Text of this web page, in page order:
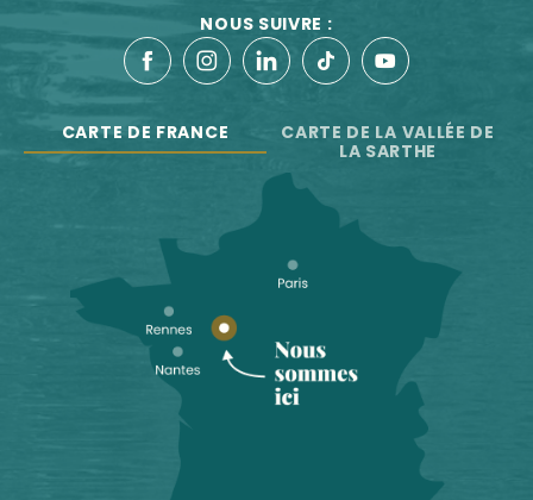
NOUS SUIVRE :
CARTE DE FRANCE
CARTE DE LA VALLÉE DE
LA SARTHE